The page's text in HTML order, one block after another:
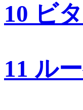
10 ビ
11 ル